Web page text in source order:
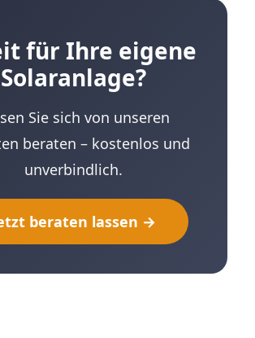
für Ihre eigene
Solaranlage?
Sie sich von unseren
beraten – kostenlos und
unverbindlich.
beraten lassen →